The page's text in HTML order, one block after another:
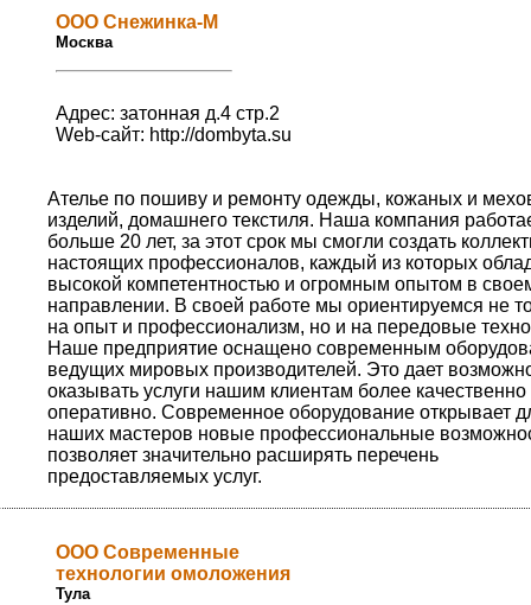
ООО Снежинка-М
Москва
Адрес: затонная д.4 стр.2
Web-сайт: http://dombyta.su
Ателье по пошиву и ремонту одежды, кожаных и
изделий, домашнего текстиля. Наша компания
больше 20 лет, за этот срок мы смогли создать
настоящих профессионалов, каждый из которых
высокой компетентностью и огромным опытом в
направлении. В своей работе мы ориентируемся не
на опыт и профессионализм, но и на передовые
Наше предприятие оснащено современным
ведущих мировых производителей. Это дает
оказывать услуги нашим клиентам более качественно
оперативно. Современное оборудование открывает
наших мастеров новые профессиональные
позволяет значительно расширять перечень
предоставляемых услуг.
ООО Современные
технологии омоложения
Тула